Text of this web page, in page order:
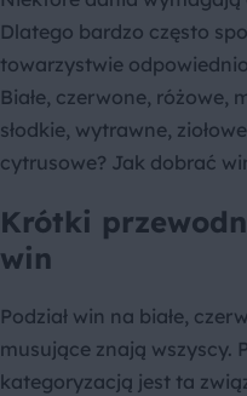
Dlatego bardzo często
towarzystwie
Białe, czerwone, różowe,
słodkie, wytrawne,
cytrusowe? Jak dobrać
Krótki
win
Podział win na białe,
musujące znają wszyscy.
kategoryzacją jest ta